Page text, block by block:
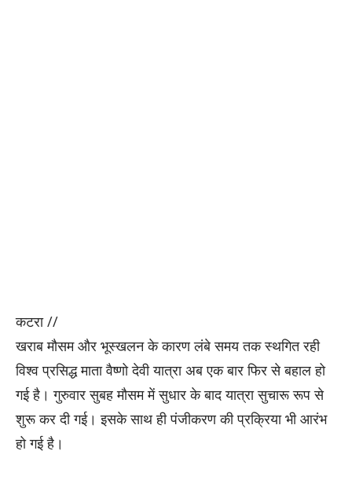
कटरा //
खराब मौसम और भूस्खलन के कारण लंबे समय तक स्थगित रही
विश्व प्रसिद्ध माता वैष्णो देवी यात्रा अब एक बार फिर से बहाल हो
गई है। गुरुवार सुबह मौसम में सुधार के बाद यात्रा सुचारू रूप से
शुरू कर दी गई। इसके साथ ही पंजीकरण की प्रक्रिया भी आरंभ
हो गई है।